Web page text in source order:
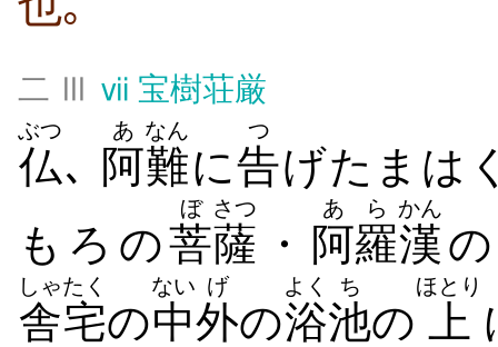
二 Ⅲ ⅶ 宝樹荘厳
仏
ぶつ
､ 阿
あ
難
なん
に告
つ
げたまは
もろの菩
ぼ
薩
さつ
・ 阿羅
あら
漢
かん
の
舎宅
しゃたく
の中
ない
外
げ
の浴
よく
池
ち
の 上
ほとり